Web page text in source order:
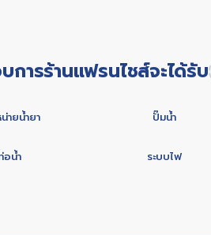
การร้านแฟรนไชส์จะได้รับ
ายน้ำยา ปั๊มน้ำ
อน้ำ ระบบไฟ